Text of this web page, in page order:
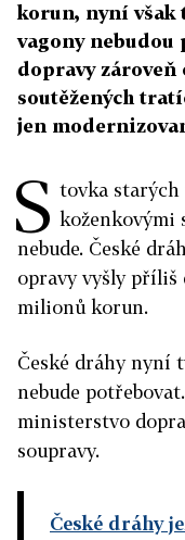
korun, nyní však
vagony
dopravy zároveň
soutěžených
jen
S tovka starých
koženkovými
nebude. České
opravy vyšly příliš
milionů korun.
České dráhy nyní
nebude
ministerstvo
soupravy.
České dráhy